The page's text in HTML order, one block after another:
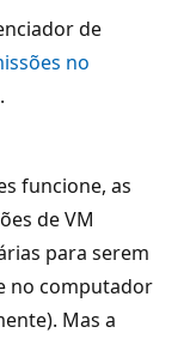
de
no
.
funcione, as
de VM
para serem
no computador
Mas a